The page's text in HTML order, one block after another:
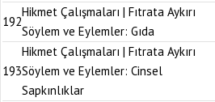
192
Hikmet Çalışmaları | Fıtrata Aykırı
Söylem ve Eylemler: Gıda
193
Hikmet Çalışmaları | Fıtrata Aykırı
Söylem ve Eylemler: Cinsel
Sapkınlıklar